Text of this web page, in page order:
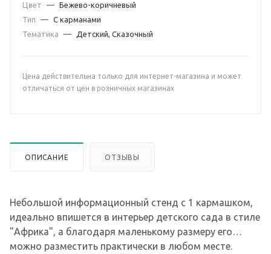
Цвет
— Бежево-коричневый
Тип
— С карманами
Тематика
— Детский, Сказочный
Цена действительна только для интернет-магазина и может
отличаться от цен в розничных магазинах
ОПИСАНИЕ ОТЗЫВЫ
Небольшой информационный стенд с 1 кармашком,
идеально впишется в интерьер детского сада в стиле
"Африка", а благодаря маленькому размеру его
можно разместить практически в любом месте.